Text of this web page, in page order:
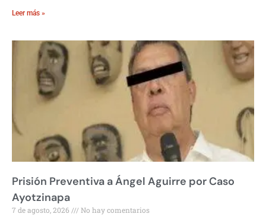
Leer más »
Prisión Preventiva a Ángel Aguirre por Caso
Ayotzinapa
7 de agosto, 2026 No hay comentarios